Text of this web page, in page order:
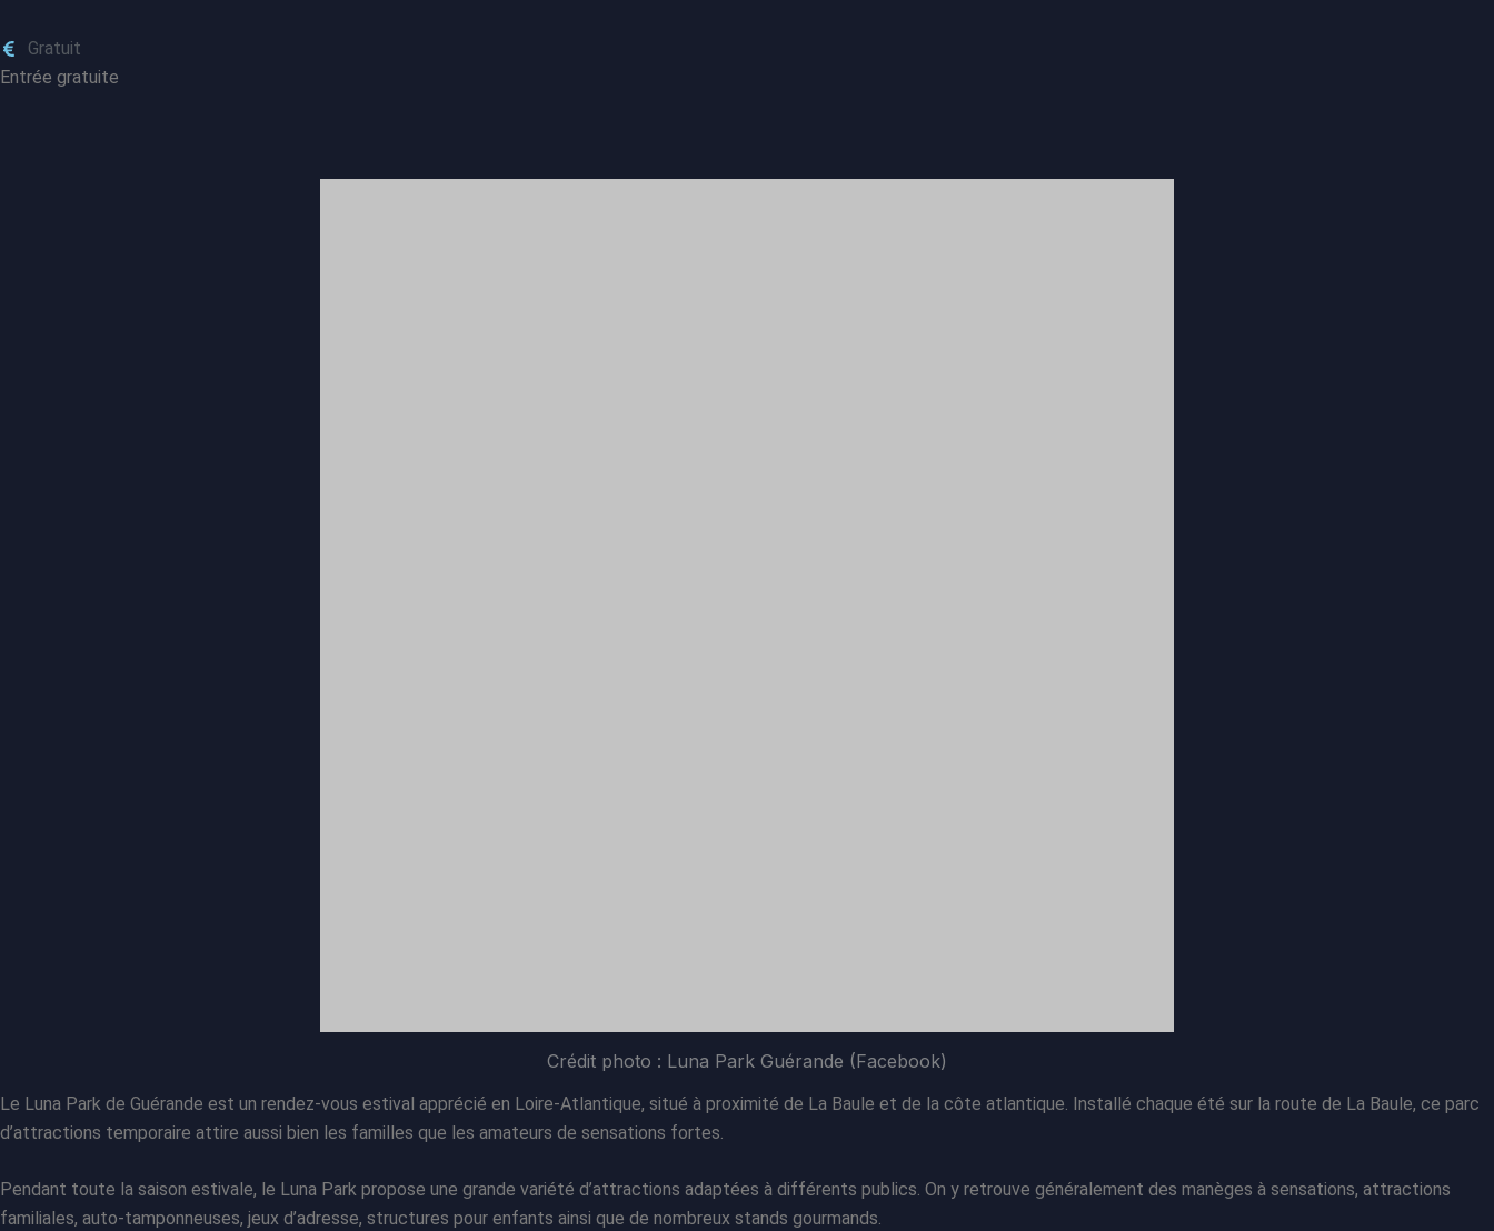
Gratuit
Entrée gratuite
Crédit photo : Luna Park Guérande (Facebook)
Le Luna Park de Guérande est un rendez-vous estival apprécié en Loire-Atlantique, situé à proximité de La Baule et de la côte atlantique. Installé chaque été sur la route de La Baule, ce parc
d’attractions temporaire attire aussi bien les familles que les amateurs de sensations fortes.
Pendant toute la saison estivale, le Luna Park propose une grande variété d’attractions adaptées à différents publics. On y retrouve généralement des manèges à sensations, attractions
familiales, auto-tamponneuses, jeux d’adresse, structures pour enfants ainsi que de nombreux stands gourmands.